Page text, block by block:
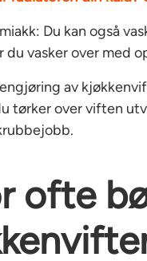
Du kan også
du vasker over med
av
tørker over viften
ofte